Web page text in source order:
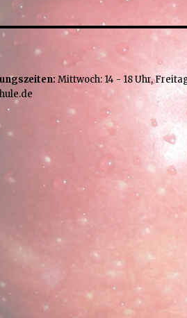
Mittwoch: 14 - 18 Uhr,